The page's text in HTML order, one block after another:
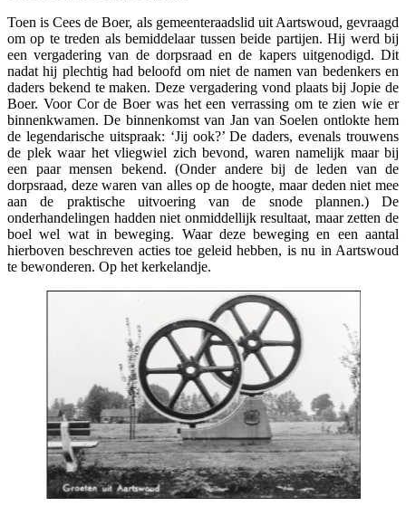
Toen is Cees de Boer, als gemeenteraadslid uit Aartswoud, gevraagd
om op te treden als bemiddelaar tussen beide partijen. Hij werd bij
een vergadering van de dorpsraad en de kapers uitgenodigd. Dit
nadat hij plechtig had beloofd om niet de namen van bedenkers en
daders bekend te maken. Deze vergadering vond plaats bij Jopie de
Boer. Voor Cor de Boer was het een verrassing om te zien wie er
binnenkwamen. De binnenkomst van Jan van Soelen ontlokte hem
de legendarische uitspraak: ‘Jij ook?’ De daders, evenals trouwens
de plek waar het vliegwiel zich bevond, waren namelijk maar bij
een paar mensen bekend. (Onder andere bij de leden van de
dorpsraad, deze waren van alles op de hoogte, maar deden niet mee
aan de praktische uitvoering van de snode plannen.) De
onderhandelingen hadden niet onmiddellijk resultaat, maar zetten de
boel wel wat in beweging. Waar deze beweging en een aantal
hierboven beschreven acties toe geleid hebben, is nu in Aartswoud
te bewonderen. Op het kerkelandje.